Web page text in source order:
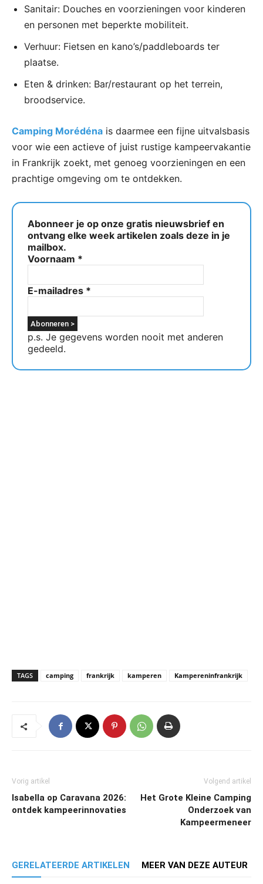
Sanitair: Douches en voorzieningen voor kinderen
en personen met beperkte mobiliteit.
Verhuur: Fietsen en kano’s/paddleboards ter
plaatse.
Eten & drinken: Bar/restaurant op het terrein,
broodservice.
Camping Morédéna is daarmee een fijne uitvalsbasis
voor wie een actieve of juist rustige kampeervakantie
in Frankrijk zoekt, met genoeg voorzieningen en een
prachtige omgeving om te ontdekken.
Abonneer je op onze gratis nieuwsbrief en
ontvang elke week artikelen zoals deze in je
mailbox.
Voornaam *
E-mailadres *
p.s. Je gegevens worden nooit met anderen
gedeeld.
TAGS camping frankrijk kamperen Kampereninfrankrijk
Vorig artikel
Isabella op Caravana 2026:
ontdek kampeerinnovaties
Volgend artikel
Het Grote Kleine Camping
Onderzoek van
Kampeermeneer
GERELATEERDE ARTIKELEN MEER VAN DEZE AUTEUR